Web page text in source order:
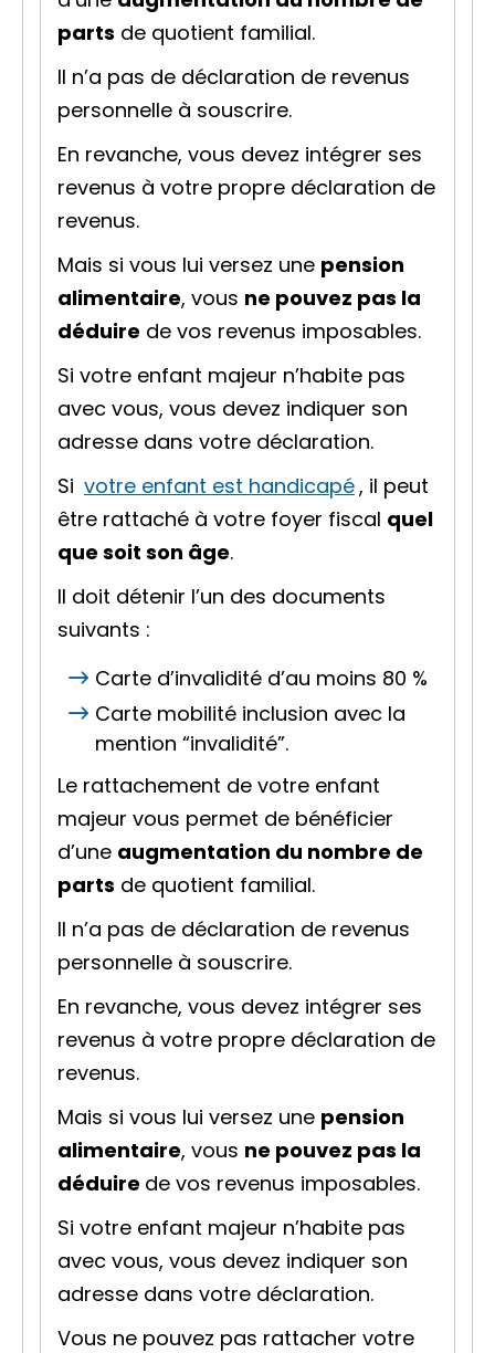
parts de quotient familial.
Il n’a pas de déclaration de revenus
personnelle à souscrire.
En revanche, vous devez intégrer ses
revenus à votre propre déclaration de
revenus.
Mais si vous lui versez une pension
alimentaire, vous ne pouvez pas la
déduire de vos revenus imposables.
Si votre enfant majeur n’habite pas
avec vous, vous devez indiquer son
adresse dans votre déclaration.
Si votre enfant est handicapé, il peut
être rattaché à votre foyer fiscal quel
que soit son âge.
Il doit détenir l’un des documents
suivants :
Carte d’invalidité d’au moins 80 %
Carte mobilité inclusion avec la
mention “invalidité”.
Le rattachement de votre enfant
majeur vous permet de bénéficier
d’une augmentation du nombre de
parts de quotient familial.
Il n’a pas de déclaration de revenus
personnelle à souscrire.
En revanche, vous devez intégrer ses
revenus à votre propre déclaration de
revenus.
Mais si vous lui versez une pension
alimentaire, vous ne pouvez pas la
déduire de vos revenus imposables.
Si votre enfant majeur n’habite pas
avec vous, vous devez indiquer son
adresse dans votre déclaration.
Vous ne pouvez pas rattacher votre